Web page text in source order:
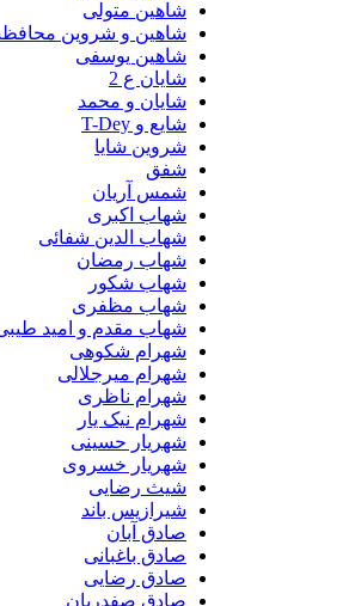
شاهین متولی
شاهین و شروین محافظت کار
شاهین یوسفی
شایان ع 2
شایان و محمد
شایع و T-Dey
شروین شایا
شفق
شمس آریان
شهاب اکبری
شهاب الدین شفائی
شهاب رمضان
شهاب شکور
شهاب مظفری
شهاب مقدم و امید طیبی
شهرام شکوهی
شهرام میرجلالی
شهرام ناظری
شهرام نیک یار
شهریار حسینی
شهریار خسروی
شیث رضایی
شیرازیس باند
صادق آبان
صادق باغبانی
صادق رضایی
صادق صفدریان